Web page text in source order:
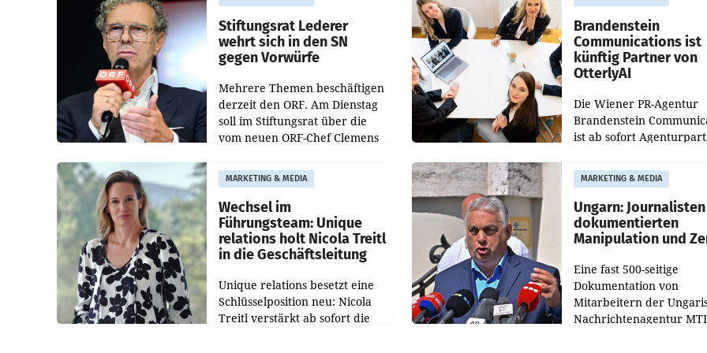
Bundeswettbewerbsbehörde
und der Bundeskartellanwalt
gegenüber Juli 2025
verdoppelte (+102
Stiftungsrat Lederer
wehrt sich in den SN
gegen Vorwürfe
Mehrere Themen beschäftigen
derzeit den ORF. Am Dienstag
soll im Stiftungsrat über die
vom neuen ORF-Chef Clemens
Besetzungen für die
Direktionen abgestimmt
werden.
Brandenstein
Communications ist
künftig Partner von
OtterlyAI
Die Wiener PR-Agentur
Brandenstein
ist ab sofort
Optimierungsplattform
OtterlyAI. Damit baut die
Agentur ihr
MARKETING & MEDIA
Wechsel im
Führungsteam: Unique
relations holt Nicola Treitl
in die Geschäftsleitung
Unique relations besetzt eine
Schlüsselposition neu: Nicola
Treitl verstärkt ab sofort die
MARKETING & MEDIA
Ungarn: Journalisten
dokumentierten
Manipulation und
Eine fast 500-seitige
Dokumentation von
Mitarbeitern der
Nachrichtenagentur